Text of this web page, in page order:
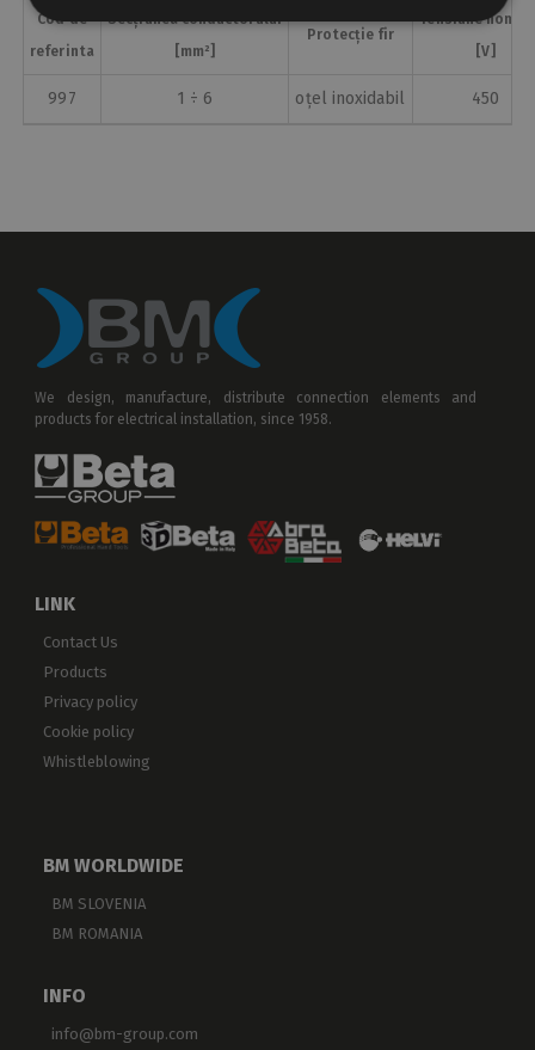
Cod de
referinta
Secțiunea conductorului
[mm²]
Protecție fir
Tensiune
[V]
997 1 ÷ 6 oțel inoxidabil 450
We design, manufacture, distribute connection elements and
products for electrical installation, since 1958.
LINK
Contact Us
Products
Privacy policy
Cookie policy
Whistleblowing
BM WORLDWIDE
BM SLOVENIA
BM ROMANIA
INFO
info@bm-group.com